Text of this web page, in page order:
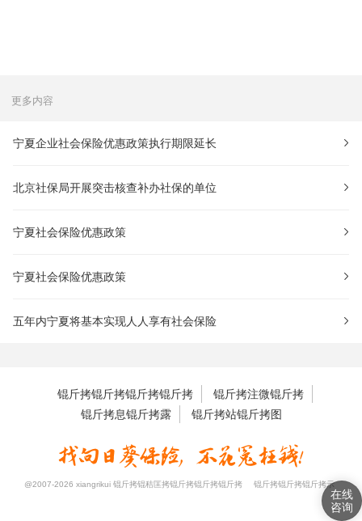
更多内容
宁夏企业社会保险优惠政策执行期限延长
北京社保局开展突击核查补办社保的单位
宁夏社会保险优惠政策
宁夏社会保险优惠政策
五年内宁夏将基本实现人人享有社会保险
锟斤拷锟斤拷锟斤拷锟斤拷
锟斤拷注微锟斤拷
锟斤拷息锟斤拷露
锟斤拷站锟斤拷图
@2007-2026 xiangrikui 锟斤拷锟秸匡拷锟斤拷锟斤拷锟斤拷 锟斤拷锟斤拷锟斤拷示